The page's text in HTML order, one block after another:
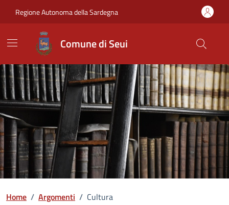
Regione Autonoma della Sardegna
Comune di Seui
Home / Argomenti / Cultura